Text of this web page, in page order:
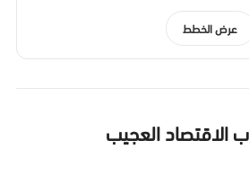
عرض الخطط
الاقتصاد العجيب